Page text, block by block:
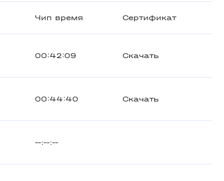
Чип время Сертификат
00:42:09 Скачать
00:44:40 Скачать
--:--:--